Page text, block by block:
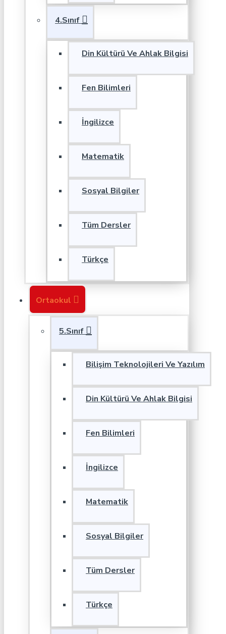
4.Sınıf
Din Kültürü Ve Ahlak Bilgisi
Fen Bilimleri
İngilizce
Matematik
Sosyal Bilgiler
Tüm Dersler
Türkçe
Ortaokul
5.Sınıf
Bilişim Teknolojileri Ve Yazılım
Din Kültürü Ve Ahlak Bilgisi
Fen Bilimleri
İngilizce
Matematik
Sosyal Bilgiler
Tüm Dersler
Türkçe